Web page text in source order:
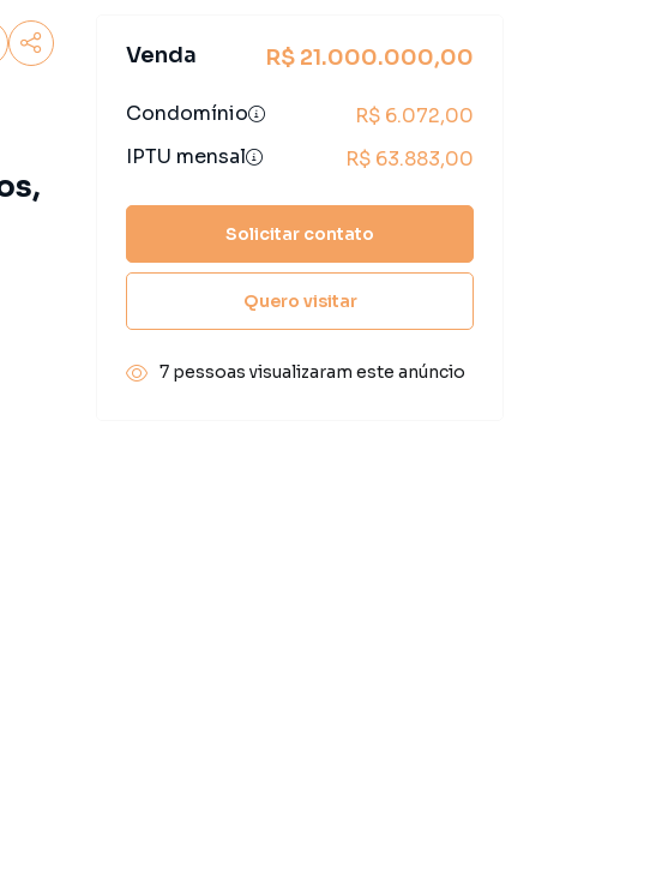
Venda R$ 21.000.000,00
Condomínio
R$ 6.072,00
IPTU mensal
R$ 63.883,00
Solicitar contato
Quero visitar
7 pessoas visualizaram este anúncio